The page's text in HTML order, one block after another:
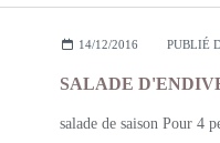
14/12/2016 PUBLIÉ
salade de saison Pour 4